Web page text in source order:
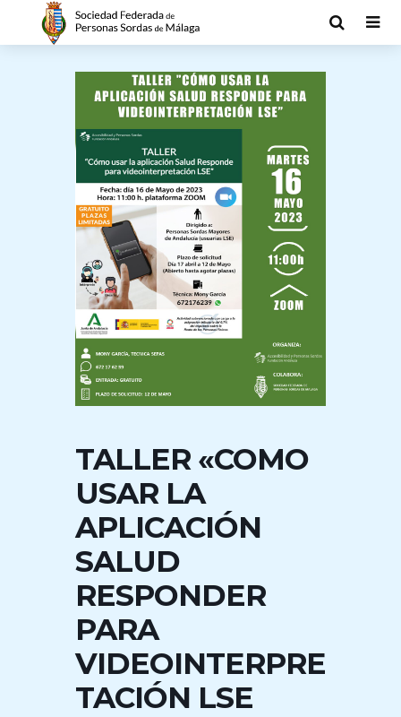
TALLER «COMO
USAR LA
APLICACIÓN
SALUD
RESPONDER
PARA
VIDEOINTERPRE
TACIÓN LSE